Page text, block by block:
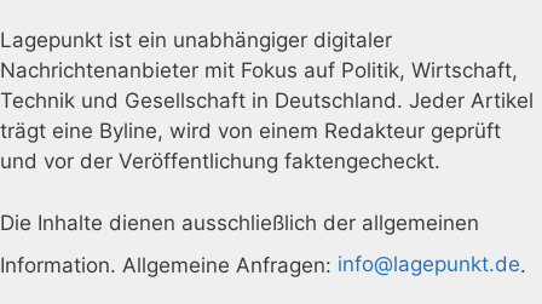
Lagepunkt ist ein unabhängiger digitaler
Nachrichtenanbieter mit Fokus auf Politik, Wirtschaft,
Technik und Gesellschaft in Deutschland. Jeder Artikel
trägt eine Byline, wird von einem Redakteur geprüft
und vor der Veröffentlichung faktengecheckt.
Die Inhalte dienen ausschließlich der allgemeinen
Information. Allgemeine Anfragen: info@lagepunkt.de.